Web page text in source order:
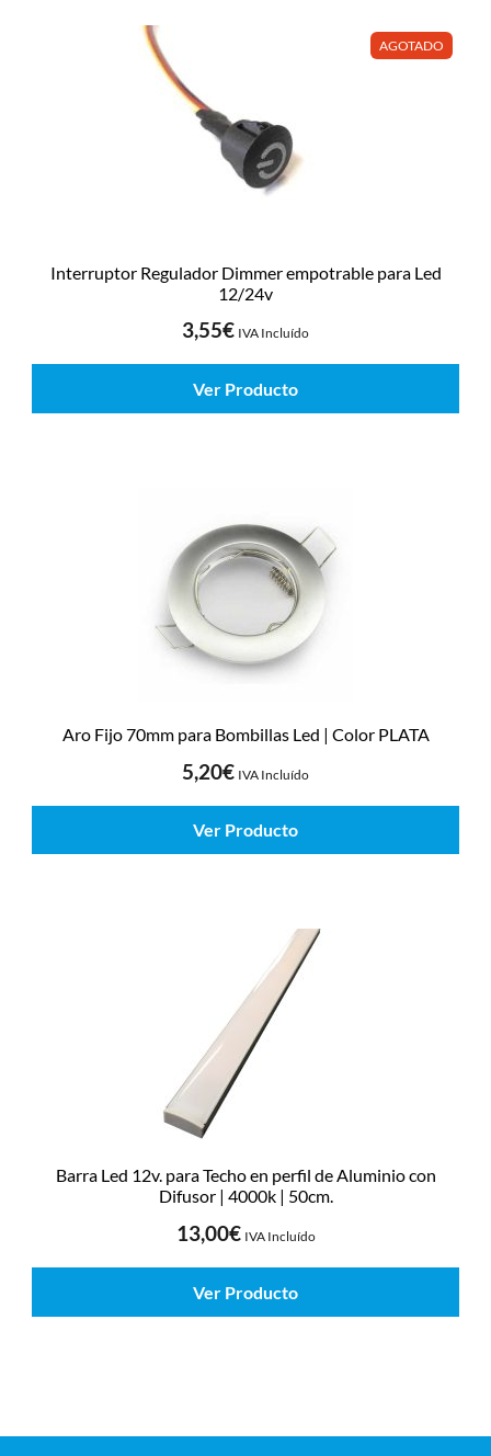
AGOTADO
Interruptor Regulador Dimmer empotrable para Led
12/24v
3,55€ IVA Incluído
Ver Producto
Aro Fijo 70mm para Bombillas Led | Color PLATA
5,20€ IVA Incluído
Ver Producto
Barra Led 12v. para Techo en perfil de Aluminio con
Difusor | 4000k | 50cm.
13,00€ IVA Incluído
Ver Producto